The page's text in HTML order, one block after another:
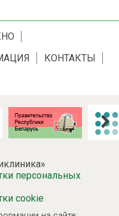
КОНТАКТЫ
персональных
cookie